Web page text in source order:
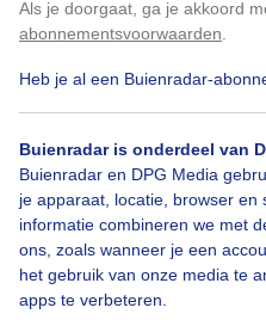
Als je doorgaat, ga je akkoord
abonnementsvoorwaarden
Heb je al een Buienradar-
Buienradar is onderdeel van
Buienradar en DPG Media
je apparaat, locatie, browser
informatie combineren we met
ons, zoals wanneer je een
het gebruik van onze media te
apps te verbeteren.
Door: Nely V Frankenhuijzen
Bekijk slideshow
Klik hierom dit